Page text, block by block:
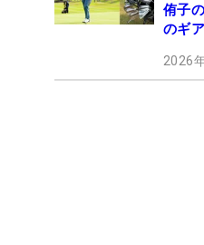
侑子
のギア
2026